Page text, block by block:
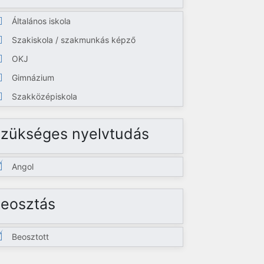
Általános iskola
Szakiskola / szakmunkás képző
OKJ
Gimnázium
Szakközépiskola
nyelvtudás
Angol
Beosztott